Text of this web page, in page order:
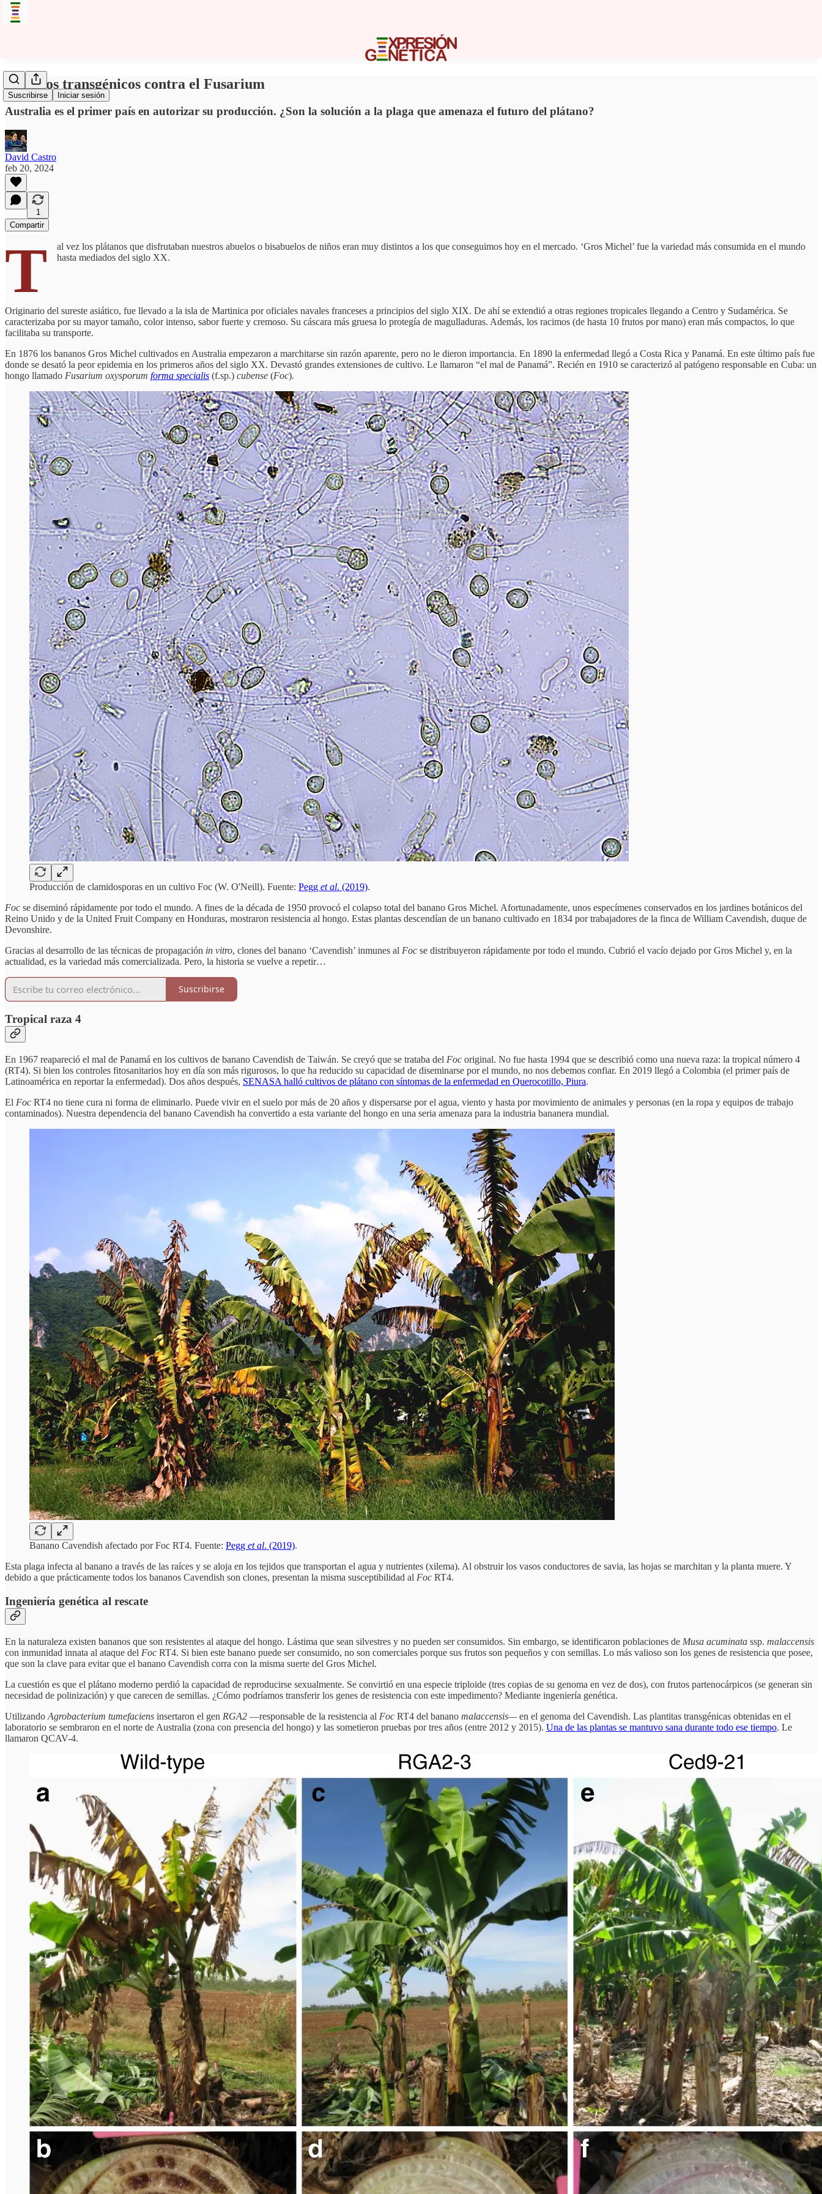
Suscribirse Iniciar sesión
Plátanos transgénicos contra el Fusarium
Australia es el primer país en autorizar su producción. ¿Son la solución a la plaga que amenaza el futuro del plátano?
David Castro
feb 20, 2024
1
Compartir
T
al vez los plátanos que disfrutaban nuestros abuelos o bisabuelos de niños eran muy distintos a los que conseguimos hoy en el mercado. ‘Gros Michel’ fue la variedad más consumida en el mundo
hasta mediados del siglo XX.
Originario del sureste asiático, fue llevado a la isla de Martinica por oficiales navales franceses a principios del siglo XIX. De ahí se extendió a otras regiones tropicales llegando a Centro y Sudamérica. Se
caracterizaba por su mayor tamaño, color intenso, sabor fuerte y cremoso. Su cáscara más gruesa lo protegía de magulladuras. Además, los racimos (de hasta 10 frutos por mano) eran más compactos, lo que
facilitaba su transporte.
En 1876 los bananos Gros Michel cultivados en Australia empezaron a marchitarse sin razón aparente, pero no le dieron importancia. En 1890 la enfermedad llegó a Costa Rica y Panamá. En este último país fue
donde se desató la peor epidemia en los primeros años del siglo XX. Devastó grandes extensiones de cultivo. Le llamaron “el mal de Panamá”. Recién en 1910 se caracterizó al patógeno responsable en Cuba: un
hongo llamado Fusarium oxysporum forma specialis (f.sp.) cubense (Foc).
Producción de clamidosporas en un cultivo Foc (W. O'Neill). Fuente: Pegg et al. (2019).
Foc se diseminó rápidamente por todo el mundo. A fines de la década de 1950 provocó el colapso total del banano Gros Michel. Afortunadamente, unos especímenes conservados en los jardines botánicos del
Reino Unido y de la United Fruit Company en Honduras, mostraron resistencia al hongo. Estas plantas descendían de un banano cultivado en 1834 por trabajadores de la finca de William Cavendish, duque de
Devonshire.
Gracias al desarrollo de las técnicas de propagación in vitro, clones del banano ‘Cavendish’ inmunes al Foc se distribuyeron rápidamente por todo el mundo. Cubrió el vacío dejado por Gros Michel y, en la
actualidad, es la variedad más comercializada. Pero, la historia se vuelve a repetir…
Suscribirse
Tropical raza 4
En 1967 reapareció el mal de Panamá en los cultivos de banano Cavendish de Taiwán. Se creyó que se trataba del Foc original. No fue hasta 1994 que se describió como una nueva raza: la tropical número 4
(RT4). Si bien los controles fitosanitarios hoy en día son más rigurosos, lo que ha reducido su capacidad de diseminarse por el mundo, no nos debemos confiar. En 2019 llegó a Colombia (el primer país de
Latinoamérica en reportar la enfermedad). Dos años después, SENASA halló cultivos de plátano con síntomas de la enfermedad en Querocotillo, Piura.
El Foc RT4 no tiene cura ni forma de eliminarlo. Puede vivir en el suelo por más de 20 años y dispersarse por el agua, viento y hasta por movimiento de animales y personas (en la ropa y equipos de trabajo
contaminados). Nuestra dependencia del banano Cavendish ha convertido a esta variante del hongo en una seria amenaza para la industria bananera mundial.
Banano Cavendish afectado por Foc RT4. Fuente: Pegg et al. (2019).
Esta plaga infecta al banano a través de las raíces y se aloja en los tejidos que transportan el agua y nutrientes (xilema). Al obstruir los vasos conductores de savia, las hojas se marchitan y la planta muere. Y
debido a que prácticamente todos los bananos Cavendish son clones, presentan la misma susceptibilidad al Foc RT4.
Ingeniería genética al rescate
En la naturaleza existen bananos que son resistentes al ataque del hongo. Lástima que sean silvestres y no pueden ser consumidos. Sin embargo, se identificaron poblaciones de Musa acuminata ssp. malaccensis
con inmunidad innata al ataque del Foc RT4. Si bien este banano puede ser consumido, no son comerciales porque sus frutos son pequeños y con semillas. Lo más valioso son los genes de resistencia que posee,
que son la clave para evitar que el banano Cavendish corra con la misma suerte del Gros Michel.
La cuestión es que el plátano moderno perdió la capacidad de reproducirse sexualmente. Se convirtió en una especie triploide (tres copias de su genoma en vez de dos), con frutos partenocárpicos (se generan sin
necesidad de polinización) y que carecen de semillas. ¿Cómo podríamos transferir los genes de resistencia con este impedimento? Mediante ingeniería genética.
Utilizando Agrobacterium tumefaciens insertaron el gen RGA2 —responsable de la resistencia al Foc RT4 del banano malaccensis—en el genoma del Cavendish. Las plantitas transgénicas obtenidas en el
laboratorio se sembraron en el norte de Australia (zona con presencia del hongo) y las sometieron pruebas por tres años (entre 2012 y 2015). Una de las plantas se mantuvo sana durante todo ese tiempo. Le
llamaron QCAV-4.